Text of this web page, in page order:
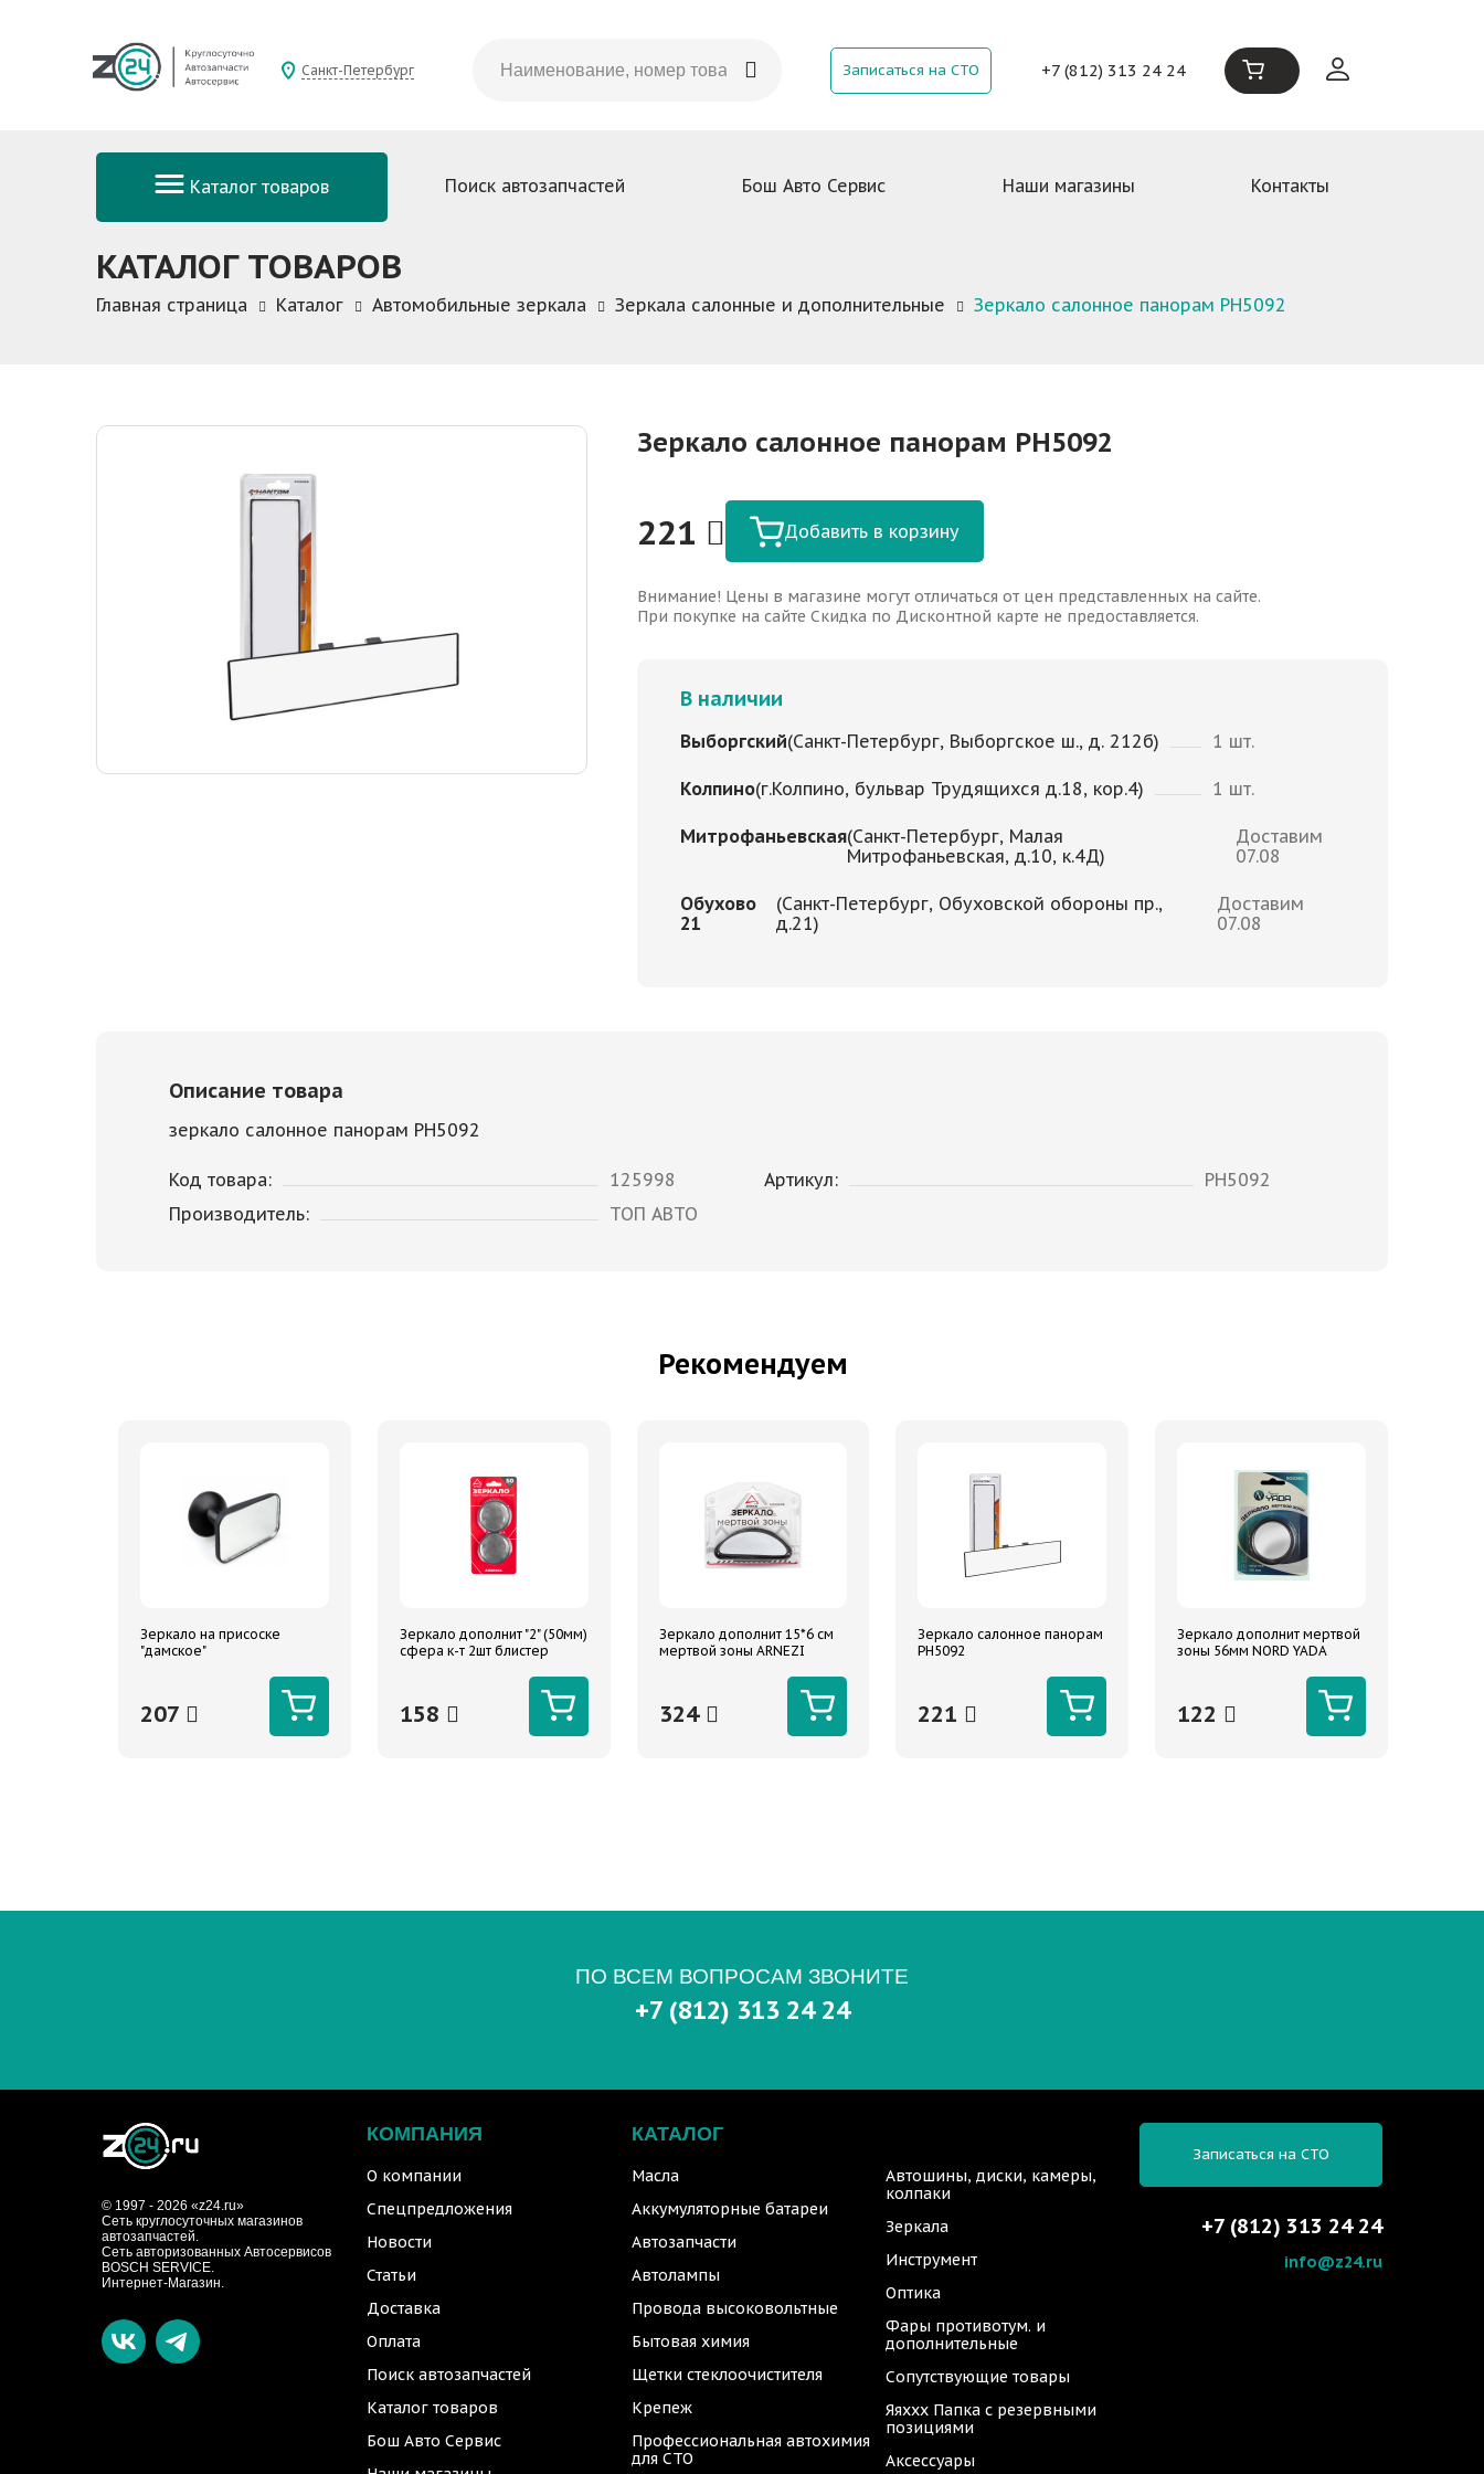
Санкт-Петербург Записаться на СТО +7 (812) 313 24 24
Каталог товаров Поиск автозапчастей Бош Авто Сервис Наши магазины Контакты
КАТАЛОГ ТОВАРОВ
Главная страница Каталог Автомобильные зеркала Зеркала салонные и дополнительные Зеркало салонное панорам PH5092
Зеркало салонное панорам PH5092
221 Добавить в корзину
Внимание! Цены в магазине могут отличаться от цен представленных на сайте.
При покупке на сайте Скидка по Дисконтной карте не предоставляется.
В наличии
Выборгский(Санкт-Петербург, Выборгское ш., д. 212б) 1 шт.
Колпино(г.Колпино, бульвар Трудящихся д.18, кор.4) 1 шт.
Митрофаньевская(Санкт-Петербург, Малая
Митрофаньевская, д.10, к.4Д)
Доставим
07.08
Обухово
21
(Санкт-Петербург, Обуховской обороны пр.,
д.21)
Доставим
07.08
Описание товара
зеркало салонное панорам PH5092
Код товара:
125998
Производитель:
ТОП АВТО
Артикул: PH5092
Рекомендуем
Зеркало на присоске
"дамское"
207
Зеркало дополнит "2" (50мм)
сфера к-т 2шт блистер
158
Зеркало дополнит 15*6 см
мертвой зоны ARNEZI
324
Зеркало салонное панорам
PH5092
221
Зеркало дополнит мертвой
зоны 56мм NORD YADA
122
ПО ВСЕМ ВОПРОСАМ ЗВОНИТЕ
+7 (812) 313 24 24
© 1997 - 2026 «z24.ru»
Cеть круглосуточных магазинов
автозапчастей.
Сеть авторизованных Автосервисов
BOSCH SERVICE.
Интернет-Магазин.
КОМПАНИЯ
О компании
Спецпредложения
Новости
Статьи
Доставка
Оплата
Поиск автозапчастей
Каталог товаров
Бош Авто Сервис
КАТАЛОГ
Масла
Аккумуляторные батареи
Автозапчасти
Автолампы
Провода высоковольтные
Бытовая химия
Щетки стеклоочистителя
Крепеж
Профессиональная автохимия
для СТО
Автошины, диски, камеры,
колпаки
Зеркала
Инструмент
Оптика
Фары противотум. и
дополнительные
Сопутствующие товары
Яяххх Папка с резервными
позициями
Аксессуары
Записаться на СТО
+7 (812) 313 24 24
info@z24.ru